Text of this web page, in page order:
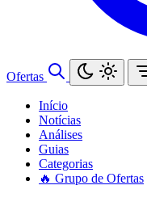
Ofertas
Início
Notícias
Análises
Guias
Categorias
🔥 Grupo de Ofertas